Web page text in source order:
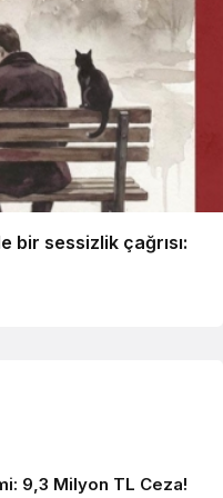
bir sessizlik çağrısı:
9,3 Milyon TL Ceza!